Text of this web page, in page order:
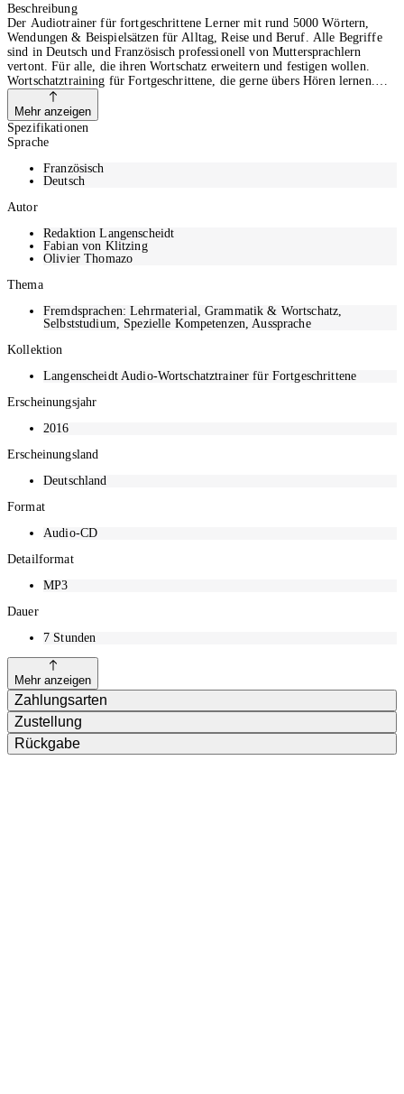
Beschreibung
Der Audiotrainer für fortgeschrittene Lerner mit rund 5000 Wörtern,
Wendungen & Beispielsätzen für Alltag, Reise und Beruf. Alle Begriffe
sind in Deutsch und Französisch professionell von Muttersprachlern
vertont. Für alle, die ihren Wortschatz erweitern und festigen wollen.
Wortschatztraining für Fortgeschrittene, die gerne übers Hören lernen.
Lehrwerksunabhängig für Selbstlerner, Schüler, Studenten und
Kursteilnehmer. Niveaustufe B1 bis B2 des Europäischen
Referenzrahmens. Rund 5000 Wörter, Wendungen und Beispielsätze mit
Pausen zum Nachsprechen. Jedes Wort mit typischen Beispielsätzen in
beiden Sprachen. 1 MP3-CD mit über 6 Stunden Laufzeit & 16-seitiges
Booklet mit Verzeichnis der Audio-Tracks und Lerntipps.
Mehr anzeigen
Spezifikationen
Sprache
Französisch
Deutsch
Autor
Redaktion Langenscheidt
Fabian von Klitzing
Olivier Thomazo
Thema
Fremdsprachen: Lehrmaterial, Grammatik & Wortschatz,
Selbststudium, Spezielle Kompetenzen, Aussprache
Kollektion
Langenscheidt Audio-Wortschatztrainer für Fortgeschrittene
Erscheinungsjahr
2016
Erscheinungsland
Deutschland
Format
Audio-CD
Detailformat
MP3
Dauer
7 Stunden
Mehr anzeigen
Zahlungsarten
Zustellung
Rückgabe